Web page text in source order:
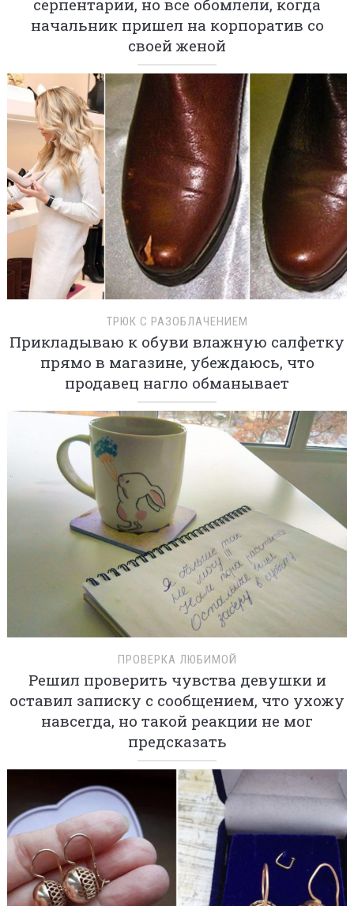
серпентарии, но все обомлели, когда
начальник пришел на корпоратив со
своей женой
ТРЮК С РАЗОБЛАЧЕНИЕМ
Прикладываю к обуви влажную салфетку
прямо в магазине, убеждаюсь, что
продавец нагло обманывает
ПРОВЕРКА ЛЮБИМОЙ
Решил проверить чувства девушки и
оставил записку с сообщением, что ухожу
навсегда, но такой реакции не мог
предсказать